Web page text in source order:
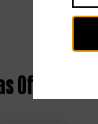
Ofczarek